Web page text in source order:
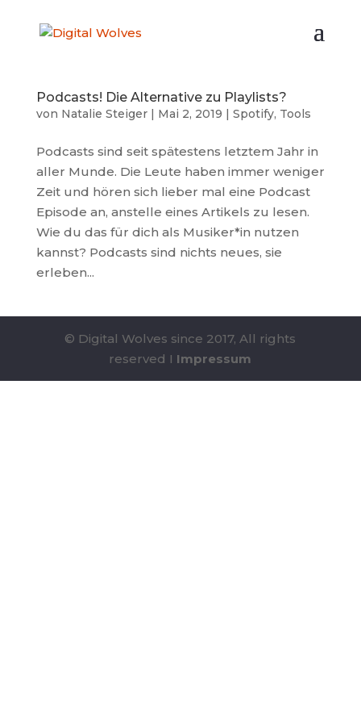
Podcasts! Die Alternative zu Playlists?
von Natalie Steiger| Mai 2, 2019 | Spotify, Tools
Podcasts sind seit spätestens letztem Jahr in
aller Munde. Die Leute haben immer weniger
Zeit und hören sich lieber mal eine Podcast
Episode an, anstelle eines Artikels zu lesen.
Wie du das für dich als Musiker*in nutzen
kannst? Podcasts sind nichts neues, sie
erleben...
© Digital Wolves since 2017, All rights
reserved I Impressum